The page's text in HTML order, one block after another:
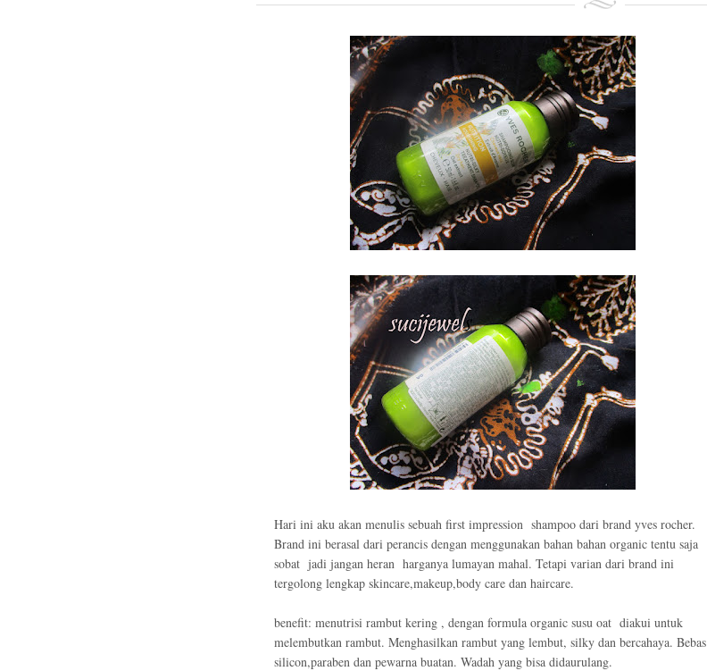
Hari ini aku akan menulis sebuah first impression shampoo dari brand yves rocher.
Brand ini berasal dari perancis dengan menggunakan bahan bahan organic tentu saja
sobat jadi jangan heran harganya lumayan mahal. Tetapi varian dari brand ini
tergolong lengkap skincare,makeup,body care dan haircare.
benefit: menutrisi rambut kering , dengan formula organic susu oat diakui untuk
melembutkan rambut. Menghasilkan rambut yang lembut, silky dan bercahaya. Bebas
silicon,paraben dan pewarna buatan. Wadah yang bisa didaurulang.